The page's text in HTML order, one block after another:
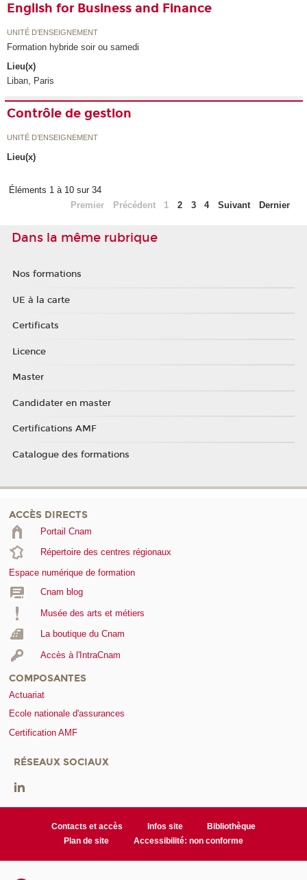
English for Business and Finance
UNITÉ D’ENSEIGNEMENT
Formation hybride soir ou samedi
Lieu(x)
Liban, Paris
Contrôle de gestion
UNITÉ D’ENSEIGNEMENT
Lieu(x)
Éléments 1 à 10 sur 34
Premier
Précédent 1 2 3 4 Suivant Dernier
Dans la même rubrique
Nos formations
UE à la carte
Certificats
Licence
Master
Candidater en master
Certifications AMF
Catalogue des formations
ACCÈS DIRECTS
Portail Cnam
Répertoire des centres régionaux
Espace numérique de formation
Cnam blog
Musée des arts et métiers
La boutique du Cnam
Accès à l'IntraCnam
COMPOSANTES
Actuariat
Ecole nationale d'assurances
Certification AMF
RÉSEAUX SOCIAUX
Contacts et accès Infos site
Bibliothèque
Plan de site
Accessibilité: non conforme